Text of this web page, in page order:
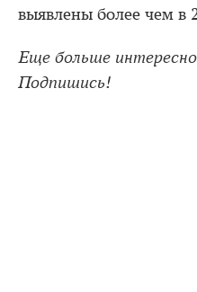
выявлены более чем в
Еще больше
Подпишись!